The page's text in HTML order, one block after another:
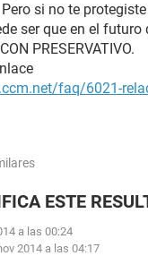
si no te
ser que en el
PRESERVATIVO.
faq/6021-
ESTE
a las 00:24
2014 a las 04:17